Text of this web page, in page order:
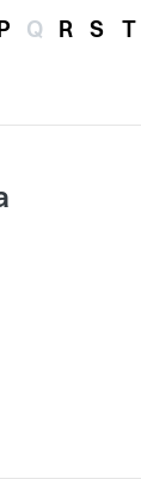
Q R S T